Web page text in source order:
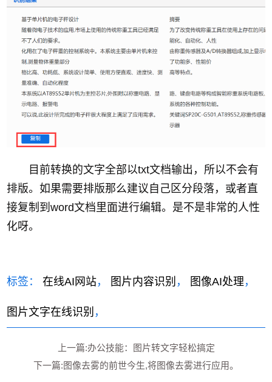
目前转换的文字全部以txt文档输出，所以不会有
排版。如果需要排版那么建议自己区分段落，或者直
接复制到word文档里面进行编辑。是不是非常的人性
化呀。
标签：在线AI网站， 图片内容识别 ， 图像AI处理 ，
图片文字在线识别 ，
上一篇:办公技能：图片转文字轻松搞定
下一篇:图像去雾的前世今生,将图像去雾进行应用。